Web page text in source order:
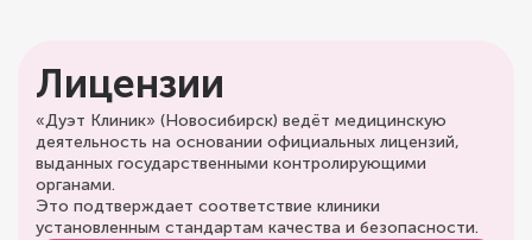
Лицензии
«Дуэт Клиник» (Новосибирск) ведёт медицинскую
деятельность на основании официальных лицензий,
выданных государственными контролирующими
органами.
Это подтверждает соответствие клиники
установленным стандартам качества и безопасности.